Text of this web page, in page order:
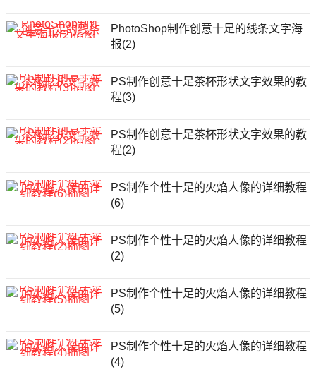
PhotoShop制作创意十足的线条文字海
报(2)
PS制作创意十足茶杯形状文字效果的教
程(3)
PS制作创意十足茶杯形状文字效果的教
程(2)
PS制作个性十足的火焰人像的详细教程
(6)
PS制作个性十足的火焰人像的详细教程
(2)
PS制作个性十足的火焰人像的详细教程
(5)
PS制作个性十足的火焰人像的详细教程
(4)